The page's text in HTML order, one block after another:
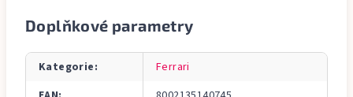
Doplňkové parametry
Kategorie:
Ferrari